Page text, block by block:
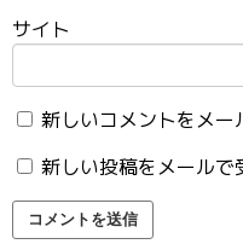
サイト
新しいコメントをメー
新しい投稿をメールで